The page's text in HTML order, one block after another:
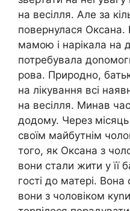
на весілля. Але за
повернулася Оксана.
мамою і нарікала на
потребувала
рова. Природно,
на лікування всі
на весілля. Минав
додому. Через
своїм майбутнім
того, як Оксана з
вони стали жити у її
гості до матері.
вони з чоловіком